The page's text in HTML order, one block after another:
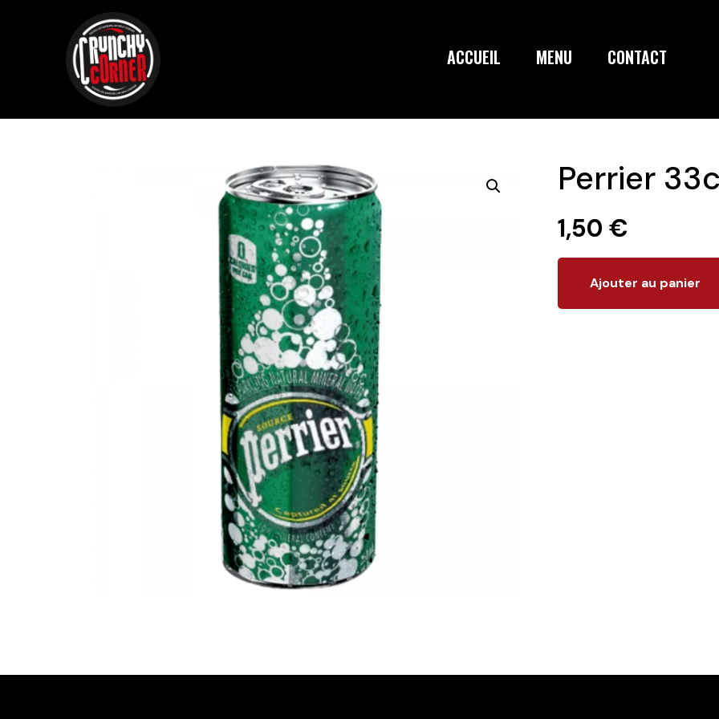
ACCUEIL MENU CONTACT
Perrier
1,50 €
Ajouter au panier